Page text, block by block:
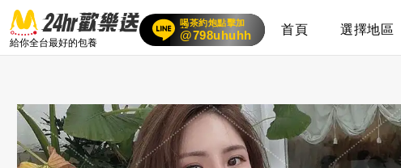
給你全台最好的包養
喝茶約炮點擊加
賴
24小時客服在線
@798uhuhh 首頁 選擇地區